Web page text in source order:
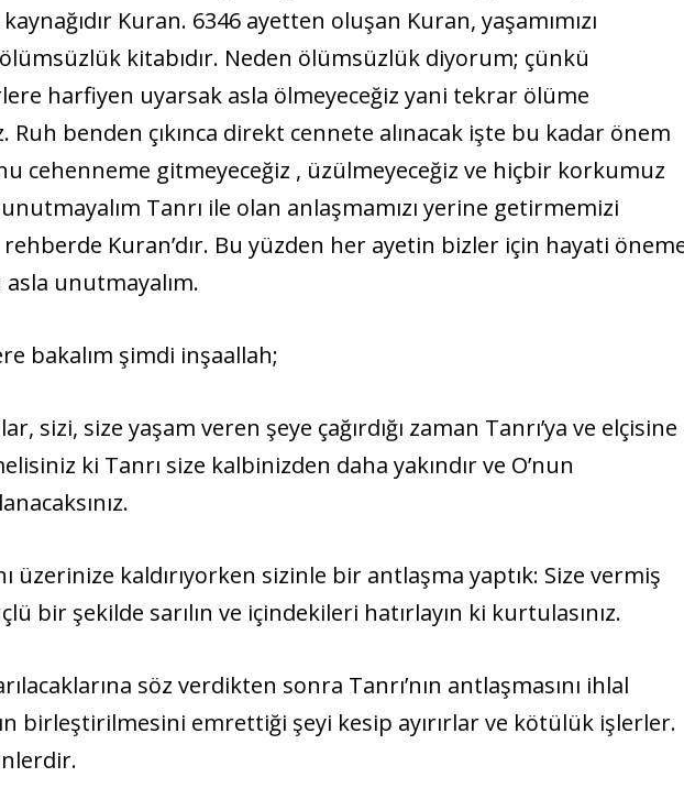
Kuran. 6346 ayetten oluşan Kuran, yaşamımızı
kitabıdır. Neden ölümsüzlük diyorum; çünkü
harfiyen uyarsak asla ölmeyeceğiz yani tekrar ölüme
Ruh benden çıkınca direkt cennete alınacak işte bu kadar önem
cehenneme gitmeyeceğiz , üzülmeyeceğiz ve hiçbir korkumuz
Tanrı ile olan anlaşmamızı yerine getirmemizi
rehberde Kuran’dır. Bu yüzden her ayetin bizler için hayati
unutmayalım.
bakalım şimdi inşaallah;
sizi, size yaşam veren şeye çağırdığı zaman Tanrı’ya ve elçisine
ki Tanrı size kalbinizden daha yakındır ve O’nun
üzerinize kaldırıyorken sizinle bir antlaşma yaptık: Size vermiş
bir şekilde sarılın ve içindekileri hatırlayın ki kurtulasınız.
söz verdikten sonra Tanrı’nın antlaşmasını ihlal
birleştirilmesini emrettiği şeyi kesip ayırırlar ve kötülük işlerler.